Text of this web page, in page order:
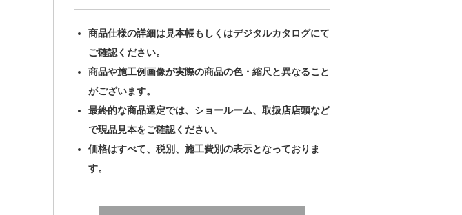
商品仕様の詳細は見本帳もしくはデジタルカタログにて
ご確認ください。
商品や施工例画像が実際の商品の色・縮尺と異なること
がございます。
最終的な商品選定では、ショールーム、取扱店店頭など
で現品見本をご確認ください。
価格はすべて、税別、施工費別の表示となっておりま
す。